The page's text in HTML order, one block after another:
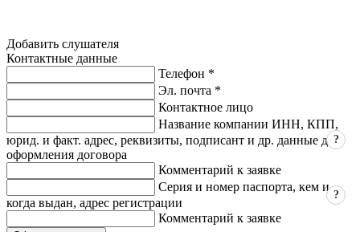
Добавить слушателя
Контактные данные
Телефон *
Эл. почта *
Контактное лицо
Название компании ИНН, КПП,
юрид. и факт. адрес, реквизиты, подписант и др. данные для
оформления договора
?
Комментарий к заявке
Серия и номер паспорта, кем и
когда выдан, адрес регистрации
?
Комментарий к заявке